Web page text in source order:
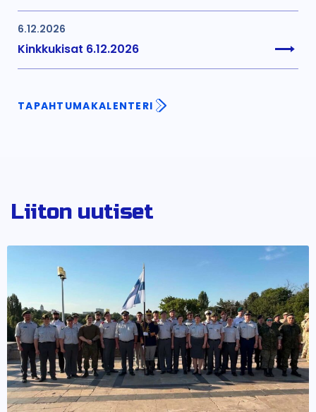
6.12.2026
Kinkkukisat 6.12.2026
TAPAHTUMAKALENTERI
Liiton uutiset